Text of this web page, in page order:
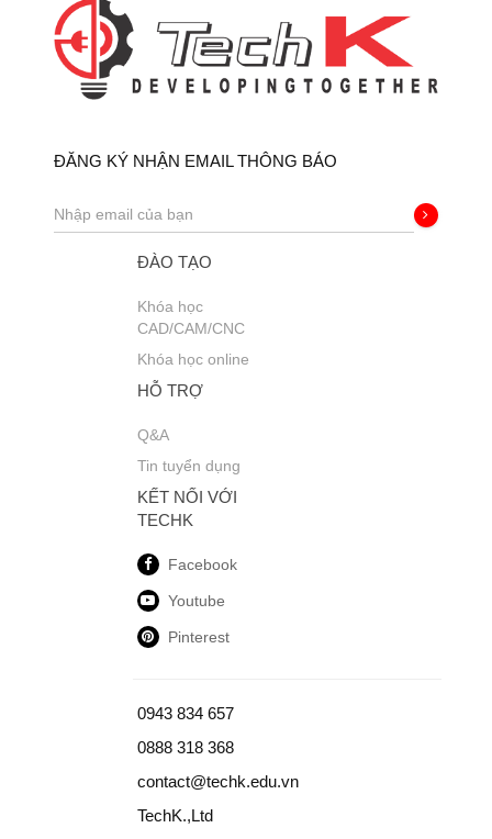
ĐĂNG KÝ NHẬN EMAIL THÔNG BÁO
ĐÀO TẠO
Khóa học
CAD/CAM/CNC
Khóa học online
HỖ TRỢ
Q&A
Tin tuyển dụng
KẾT NỐI VỚI
TECHK
Facebook
Youtube
Pinterest
0943 834 657
0888 318 368
contact@techk.edu.vn
TechK.,Ltd